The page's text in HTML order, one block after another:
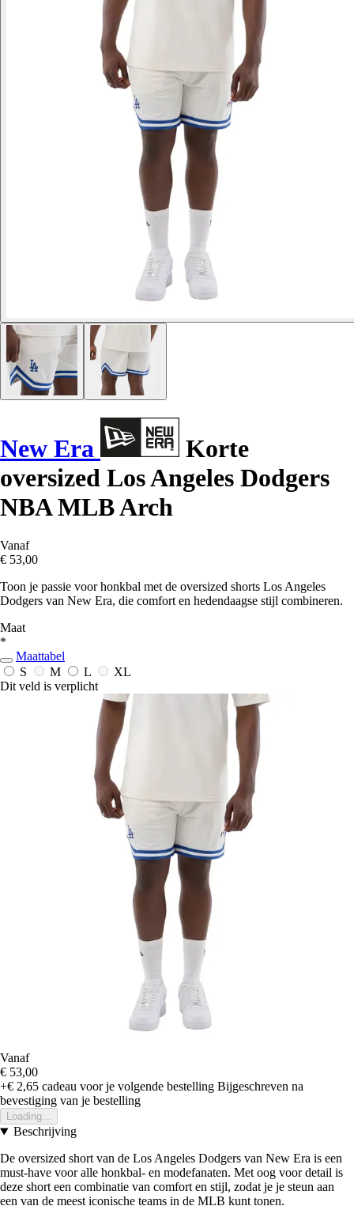
New Era
Korte
oversized Los Angeles Dodgers
NBA MLB Arch
Vanaf
€ 53,00
Toon je passie voor honkbal met de oversized shorts Los Angeles
Dodgers van New Era, die comfort en hedendaagse stijl combineren.
Maat
*
Maattabel
S
M L
XL
Dit veld is verplicht
Vanaf
€ 53,00
+€ 2,65 cadeau voor je volgende bestelling Bijgeschreven na
bevestiging van je bestelling
Loading...
Beschrijving
De oversized short van de Los Angeles Dodgers van New Era is een
must-have voor alle honkbal- en modefanaten. Met oog voor detail is
deze short een combinatie van comfort en stijl, zodat je je steun aan
een van de meest iconische teams in de MLB kunt tonen.